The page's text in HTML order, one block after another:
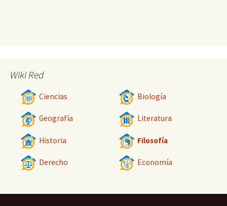
Wiki Red
Ciencias Biología
Geografía Literatura
Historia Filosofía
Derecho Economía